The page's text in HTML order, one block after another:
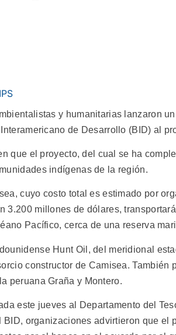
y humanitarias lanzaron
de Desarrollo (BID) al
que el proyecto, del cual se ha
indígenas de la región.
cuyo costo total es estimado por
3.200 millones de dólares,
Pacífico, cerca de una reserva
Hunt Oil, del meridional
constructor de Camisea. También
peruana Graña y Montero.
este jueves al Departamento del
BID, organizaciones advirtieron que el